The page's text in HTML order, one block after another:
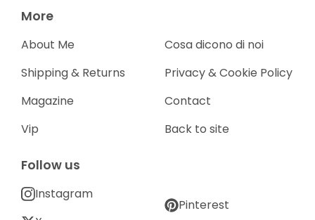
More
About Me
Shipping & Returns
Magazine
Vip
Cosa dicono di noi
Privacy & Cookie Policy
Contact
Back to site
Follow us
Instagram
Pinterest